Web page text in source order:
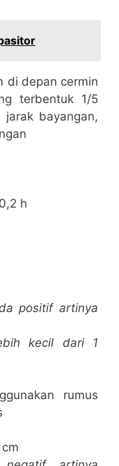
di depan cermin
terbentuk 1/5
bayangan,
h
positif artinya
kecil dari 1
rumus